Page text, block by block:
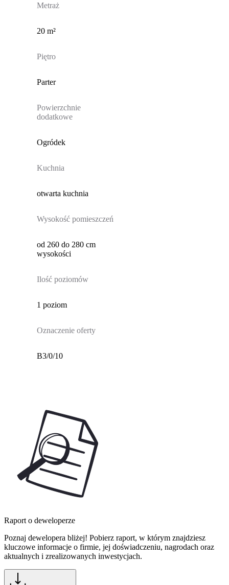
Metraż
20 m²
Piętro
Parter
Powierzchnie
dodatkowe
Ogródek
Kuchnia
otwarta kuchnia
Wysokość pomieszczeń
od 260 do 280 cm
wysokości
Ilość poziomów
1 poziom
Oznaczenie oferty
B3/0/10
Raport o deweloperze
Poznaj dewelopera bliżej! Pobierz raport, w którym znajdziesz
kluczowe informacje o firmie, jej doświadczeniu, nagrodach oraz
aktualnych i zrealizowanych inwestycjach.